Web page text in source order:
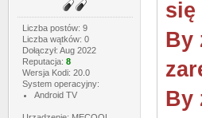
Liczba postów: 9
Liczba wątków: 0
Dołączył: Aug 2022
Reputacja: 8
Wersja Kodi: 20.0
System operacyjny:
Android TV
się
By
By